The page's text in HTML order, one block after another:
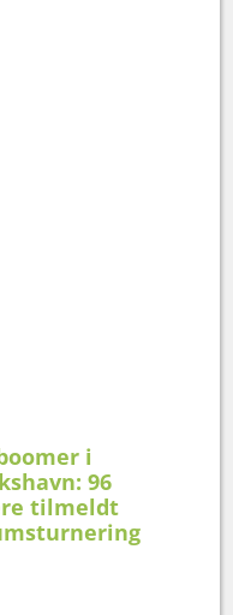
i
96
tilmeldt